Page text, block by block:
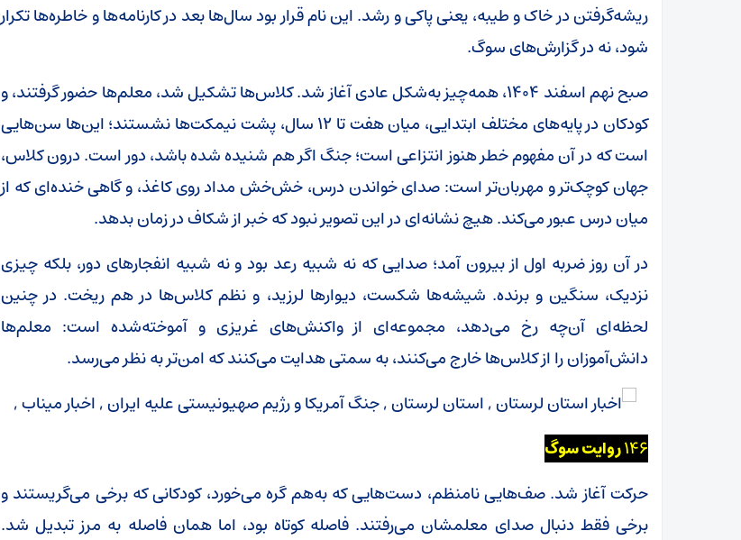
ریشه‌گرفتن در خاک و طیبه، یعنی پاکی و رشد. این نام قرار بود سال‌ها بعد در کارنامه‌ها و خاطره‌ها تکرار
شود، نه در گزارش‌های سوگ.
صبح نهم اسفند 1404، همه‌چیز به‌شکل عادی آغاز شد. کلاس‌ها تشکیل شد، معلم‌ها حضور گرفتند، و
کودکان در پایه‌های مختلف ابتدایی، میان هفت تا 12 سال، پشت نیمکت‌ها نشستند؛ این‌ها سن‌هایی
است که در آن مفهوم خطر هنوز انتزاعی است؛ جنگ اگر هم شنیده شده باشد، دور است. درون کلاس،
جهان کوچک‌تر و مهربان‌تر است: صدای خواندن درس، خش‌خش مداد روی کاغذ، و گاهی خنده‌ای که از
میان درس عبور می‌کند. هیچ نشانه‌ای در این تصویر نبود که خبر از شکاف در زمان بدهد.
در آن روز ضربه‌ اول از بیرون آمد؛ صدایی که نه شبیه رعد بود و نه شبیه انفجارهای دور، بلکه چیزی
نزدیک، سنگین و برنده. شیشه‌ها شکست، دیوارها لرزید، و نظم کلاس‌ها در هم ریخت. در چنین
لحظه‌ای آن‌چه رخ می‌دهد، مجموعه‌ای از واکنش‌های غریزی و آموخته‌شده است: معلم‌ها
دانش‌آموزان را از کلاس‌ها خارج می‌کنند، به سمتی هدایت می‌کنند که امن‌تر به نظر می‌رسد.
146روایت سوگ
حرکت آغاز شد. صف‌هایی نامنظم، دست‌هایی که به‌هم گره می‌خورد، کودکانی که برخی می‌گریستند و
برخی فقط دنبال صدای معلمشان می‌رفتند. فاصله کوتاه بود، اما همان فاصله به مرز تبدیل شد.